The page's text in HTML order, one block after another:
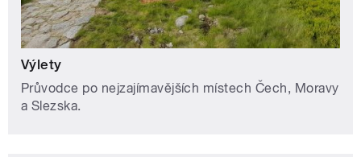
Výlety
Průvodce po nejzajímavějších místech Čech, Moravy
a Slezska.